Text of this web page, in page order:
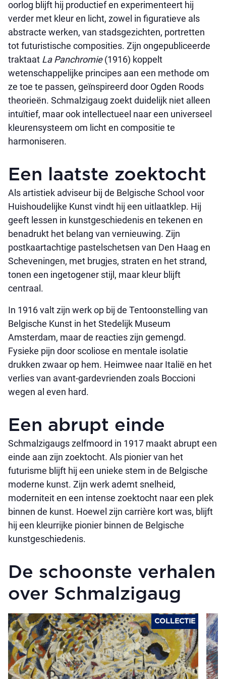
oorlog blijft hij productief en experimenteert hij
verder met kleur en licht, zowel in figuratieve als
abstracte werken, van stadsgezichten, portretten
tot futuristische composities. Zijn ongepubliceerde
traktaat La Panchromie(1916) koppelt
wetenschappelijke principes aan een methode om
ze toe te passen, geïnspireerd door Ogden Roods
theorieën. Schmalzigaug zoekt duidelijk niet alleen
intuïtief, maar ook intellectueel naar een universeel
kleurensysteem om licht en compositie te
harmoniseren.
Een laatste zoektocht
Als artistiek adviseur bij de Belgische School voor
Huishoudelijke Kunst vindt hij een uitlaatklep. Hij
geeft lessen in kunstgeschiedenis en tekenen en
benadrukt het belang van vernieuwing. Zijn
postkaartachtige pastelschetsen van Den Haag en
Scheveningen, met brugjes, straten en het strand,
tonen een ingetogener stijl, maar kleur blijft
centraal.
In 1916 valt zijn werk op bij de Tentoonstelling van
Belgische Kunst in het Stedelijk Museum
Amsterdam, maar de reacties zijn gemengd.
Fysieke pijn door scoliose en mentale isolatie
drukken zwaar op hem. Heimwee naar Italië en het
verlies van avant-gardevrienden zoals Boccioni
wegen al even hard.
Een abrupt einde
Schmalzigaugs zelfmoord in 1917 maakt abrupt een
einde aan zijn zoektocht. Als pionier van het
futurisme blijft hij een unieke stem in de Belgische
moderne kunst. Zijn werk ademt snelheid,
moderniteit en een intense zoektocht naar een plek
binnen de kunst. Hoewel zijn carrière kort was, blijft
hij een kleurrijke pionier binnen de Belgische
kunstgeschiedenis.
De schoonste verhalen
over Schmalzigaug
COLLECTIE